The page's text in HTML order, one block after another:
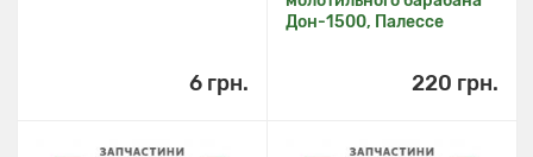
6 грн.
Дон-1500, Палессе
220 грн.